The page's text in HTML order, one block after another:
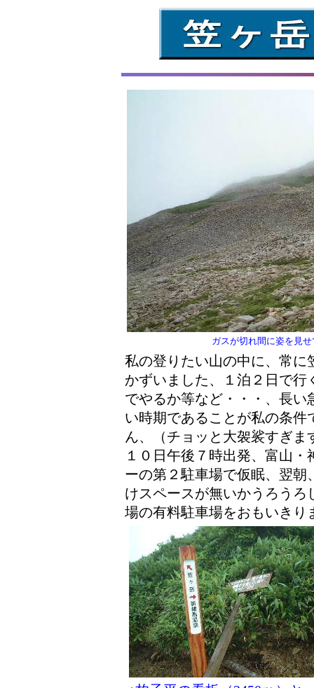
ガスが切れ間に姿を見
私の登りたい山の中に、常に
かずいました、１泊２日で
でやるか等など・・・、長
い時期であることが私の条
ん、（チョッと大袈裟すぎま
１０日午後７時出発、富山
ーの第２駐車場で仮眠、翌
けスペースが無いかうろう
場の有料駐車場をおもいきり